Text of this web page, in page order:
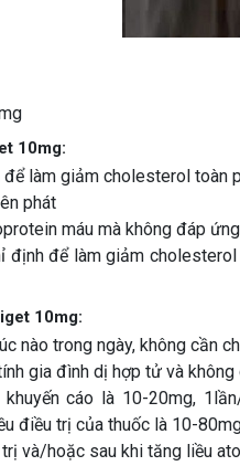
10mg:
làm giảm cholesterol toàn
phát
máu mà không đáp
định để làm giảm
10mg:
nào trong ngày, không cần
gia đình dị hợp tử và
cáo là 10-20mg,
điều trị của thuốc là 10-
và/hoặc sau khi tăng liều